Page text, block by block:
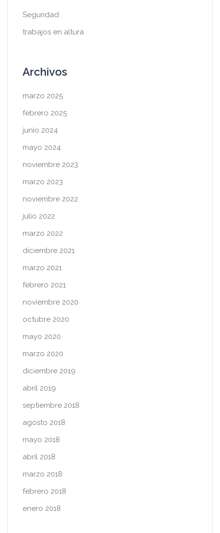
Seguridad
trabajos en altura
Archivos
marzo 2025
febrero 2025
junio 2024
mayo 2024
noviembre 2023
marzo 2023
noviembre 2022
julio 2022
marzo 2022
diciembre 2021
marzo 2021
febrero 2021
noviembre 2020
octubre 2020
mayo 2020
marzo 2020
diciembre 2019
abril 2019
septiembre 2018
agosto 2018
mayo 2018
abril 2018
marzo 2018
febrero 2018
enero 2018